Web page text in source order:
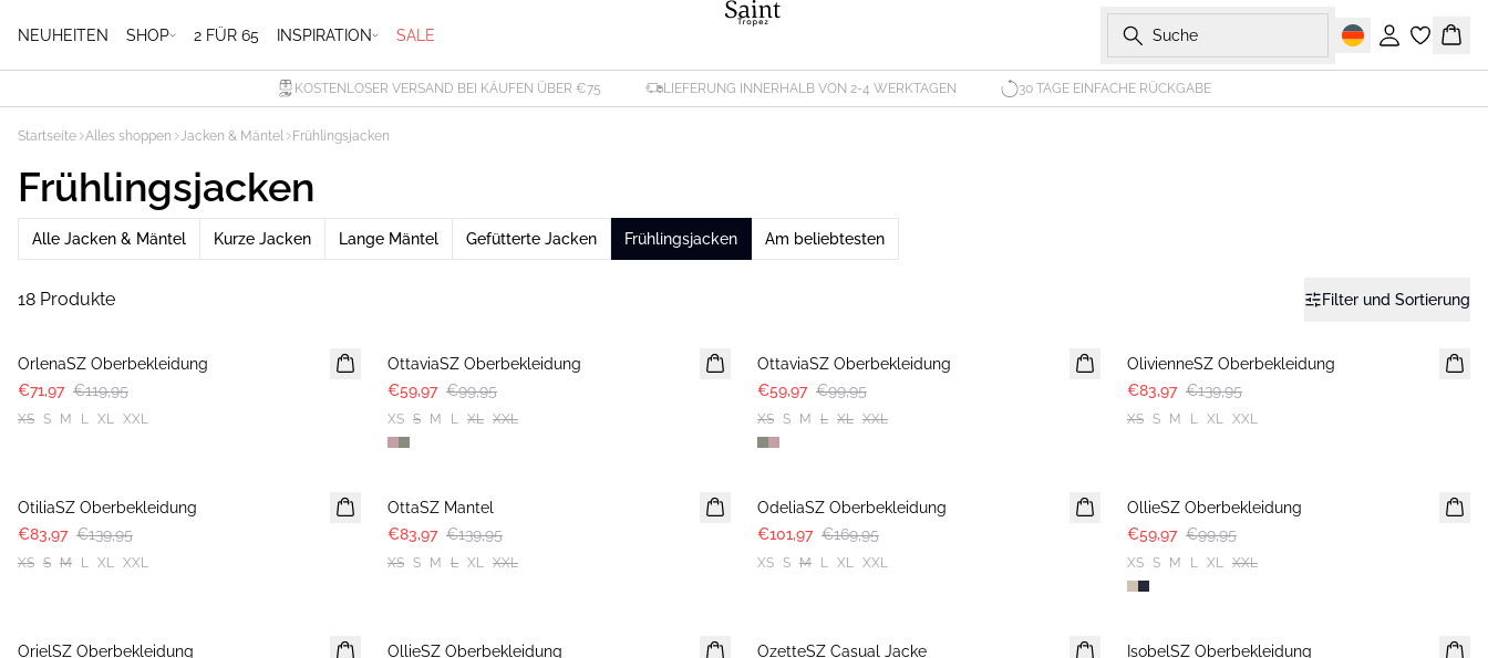
NEUHEITEN SHOP 2 FÜR 65 INSPIRATION SALE Suche
Einloggen
KOSTENLOSER VERSAND BEI KÄUFEN ÜBER €75 LIEFERUNG INNERHALB VON 2-4 WERKTAGEN 30 TAGE EINFACHE RÜCKGABE
Startseite Alles shoppen Jacken & Mäntel Frühlingsjacken
Frühlingsjacken
Alle Jacken & Mäntel Kurze Jacken Lange Mäntel Gefütterte Jacken Frühlingsjacken Am beliebtesten
18 Produkte Filter und Sortierung
OrlenaSZ Oberbekleidung
€71,97 €119,95
XS S M L XL XXL
OttaviaSZ Oberbekleidung
€59,97 €99,95
XS S M L XL XXL
OttaviaSZ Oberbekleidung
€59,97 €99,95
XS S M L XL XXL
OlivienneSZ Oberbekleidung
€83,97 €139,95
XS S M L XL XXL
OtiliaSZ Oberbekleidung
€83,97 €139,95
XS S M L XL XXL
OttaSZ Mantel
€83,97 €139,95
XS S M L XL XXL
OdeliaSZ Oberbekleidung
€101,97 €169,95
XS S M L XL XXL
OllieSZ Oberbekleidung
€59,97 €99,95
XS S M L XL XXL
OrielSZ Oberbekleidung
OllieSZ Oberbekleidung
OzetteSZ Casual Jacke
IsobelSZ Oberbekleidung